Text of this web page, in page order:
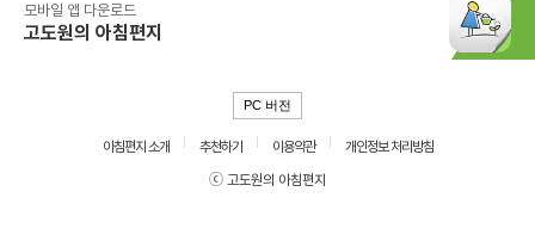
모바일 앱 다운로드
고도원의 아침편지
PC 버전
아침편지 소개 추천하기 이용약관
개인정보 처리방침
ⓒ 고도원의 아침편지